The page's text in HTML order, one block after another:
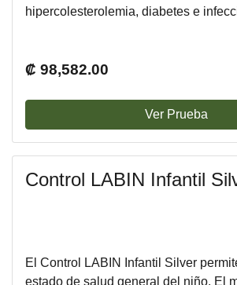
hipercolesterolemia, diabetes e
alergias y la IgE específica contra 14
₡ 98,582.00
Ver Prueba
Control LABIN Infantil
El Control LABIN Infantil Silver
estado de salud general del niño. El